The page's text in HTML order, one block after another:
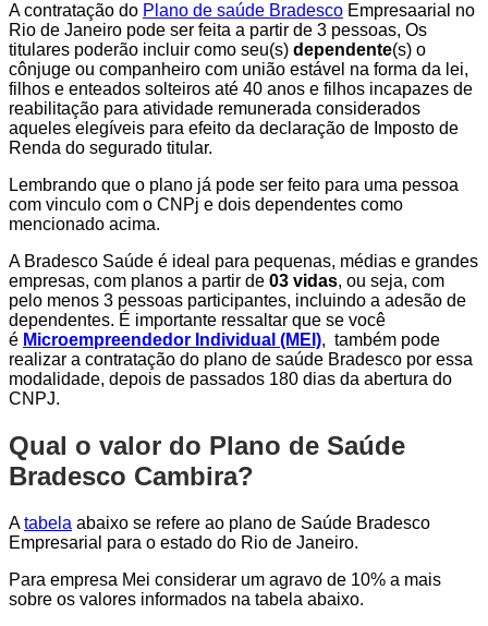
A contratação do Plano de saúde Bradesco Empresaarial no
Rio de Janeiro pode ser feita a partir de 3 pessoas, Os
titulares poderão incluir como seu(s) dependente(s) o
cônjuge ou companheiro com união estável na forma da lei,
filhos e enteados solteiros até 40 anos e filhos incapazes de
reabilitação para atividade remunerada considerados
aqueles elegíveis para efeito da declaração de Imposto de
Renda do segurado titular.
Lembrando que o plano já pode ser feito para uma pessoa
com vinculo com o CNPj e dois dependentes como
mencionado acima.
A Bradesco Saúde é ideal para pequenas, médias e grandes
empresas, com planos a partir de 03 vidas, ou seja, com
pelo menos 3 pessoas participantes, incluindo a adesão de
dependentes. É importante ressaltar que se você
é Microempreendedor Individual (MEI), também pode
realizar a contratação do plano de saúde Bradesco por essa
modalidade, depois de passados 180 dias da abertura do
CNPJ.
Qual o valor do Plano de Saúde
Bradesco Cambira?
Atabela abaixo se refere ao plano de Saúde Bradesco
Empresarial para o estado do Rio de Janeiro.
Para empresa Mei considerar um agravo de 10% a mais
sobre os valores informados na tabela abaixo.